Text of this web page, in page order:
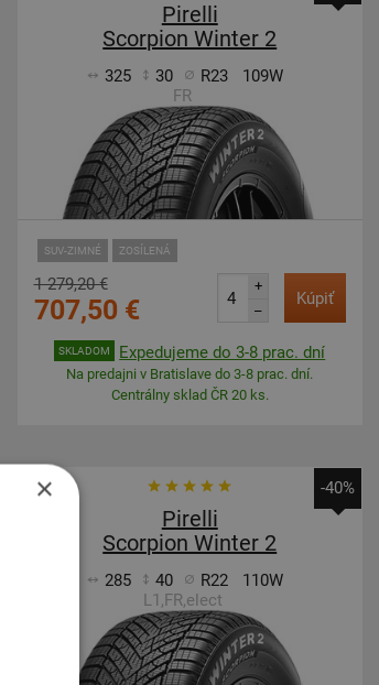
Pirelli
Scorpion Winter 2
325 30 R23
109W
FR
SUV-ZIMNÉ ZOSÍLENÁ
1 279,20 €
707,50 €
+
–
Kúpiť
SKLADOM Expedujeme do 3-8 prac. dní
Na predajni v Bratislave do 3-8 prac. dní.
Centrálny sklad ČR 20 ks.
-40%
Pirelli
Scorpion Winter 2
285 40 R22
110W
L1,FR,elect
×